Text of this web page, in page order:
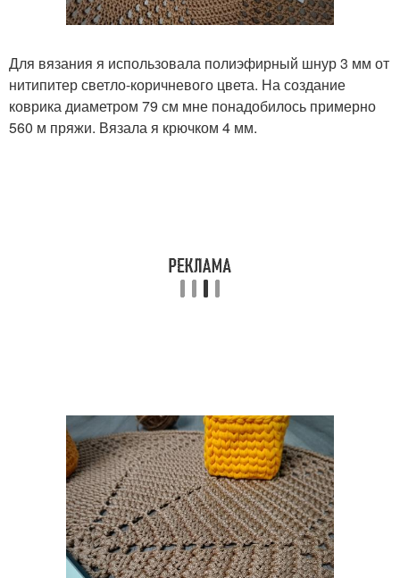
Для вязания я использовала полиэфирный шнур 3 мм от
нитипитер светло-коричневого цвета. На создание
коврика диаметром 79 см мне понадобилось примерно
560 м пряжи. Вязала я крючком 4 мм.